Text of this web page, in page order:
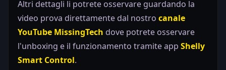
Altri dettagli li potrete osservare guardando la
video prova direttamente dal nostro canale
YouTube MissingTech dove potrete osservare
l'unboxing e il funzionamento tramite app Shelly
Smart Control.